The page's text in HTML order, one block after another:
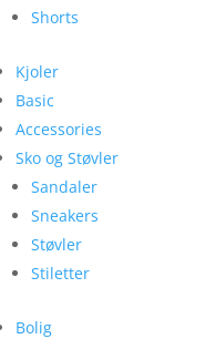
Shorts
Kjoler
Basic
Accessories
Sko og Støvler
Sandaler
Sneakers
Støvler
Stiletter
Bolig